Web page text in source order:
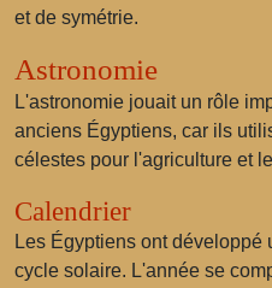
et de symétrie.
Astronomie
L'astronomie jouait un rôle
anciens Égyptiens, car ils
célestes pour l'agriculture et
Calendrier
Les Égyptiens ont développé
cycle solaire. L'année se